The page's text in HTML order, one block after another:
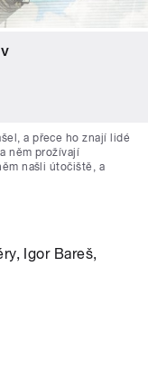
a přece ho znají lidé
něm prožívají
našli útočiště, a
Igor Bareš,